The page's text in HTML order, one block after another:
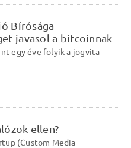
Bírósága
javasol a bitcoinnak
egy éve folyik a jogvita
ellen?
(Custom Media